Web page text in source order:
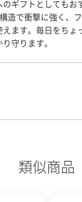
ギフトとしてもお
造で衝撃に強く、
ます。毎日をちょ
守ります。
類似商品